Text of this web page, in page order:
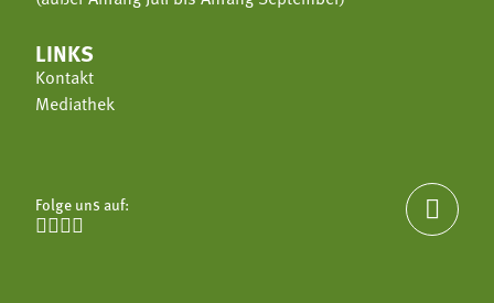
LINKS
Kontakt
Mediathek
Folge uns auf:

